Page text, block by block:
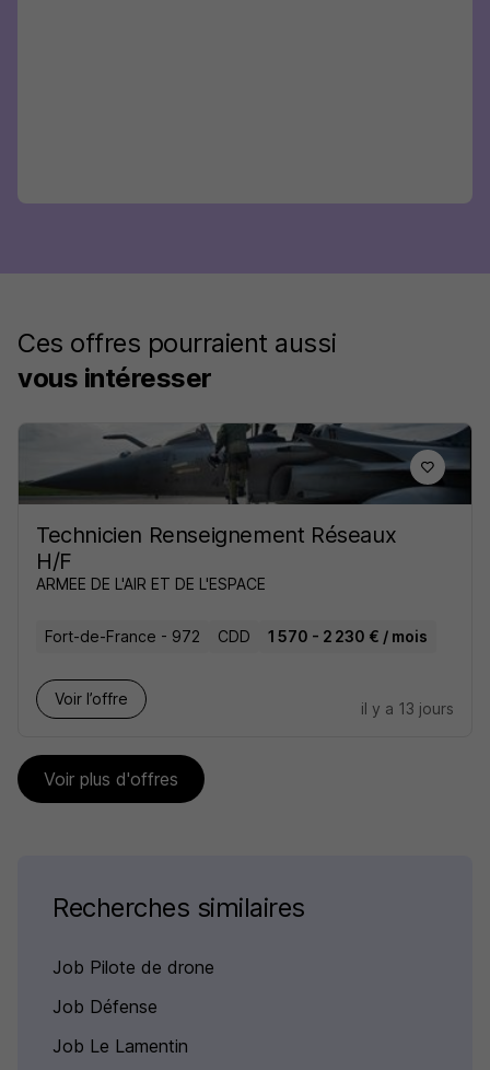
Ces offres pourraient aussi
vous intéresser
Technicien Renseignement Réseaux
H/F
ARMEE DE L'AIR ET DE L'ESPACE
Fort-de-France - 972 CDD 1 570 - 2 230 € / mois
Voir l’offre
il y a 13 jours
Voir plus d'offres
Recherches similaires
Job Pilote de drone
Job Défense
Job Le Lamentin